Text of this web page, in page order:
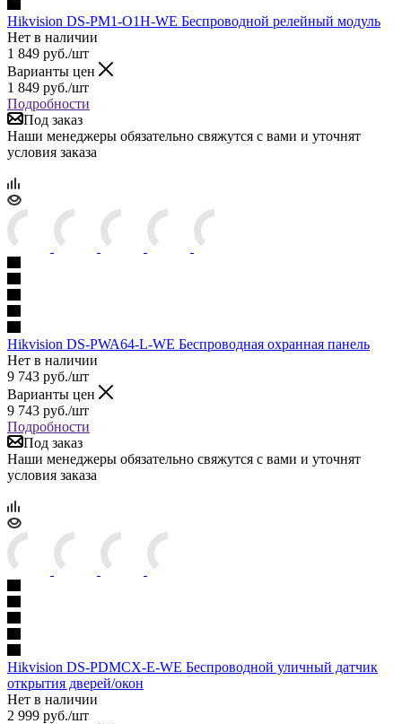
Hikvision DS-PM1-O1H-WE Беспроводной релейный модуль
Нет в наличии
1 849 руб./шт
Варианты цен
1 849 руб./шт
Подробности
Под заказ
Наши менеджеры обязательно свяжутся с вами и уточнят
условия заказа
Hikvision DS-PWA64-L-WE Беспроводная охранная панель
Нет в наличии
9 743 руб./шт
Варианты цен
9 743 руб./шт
Подробности
Под заказ
Наши менеджеры обязательно свяжутся с вами и уточнят
условия заказа
Hikvision DS-PDMCX-E-WE Беспроводной уличный датчик
открытия дверей/окон
Нет в наличии
2 999 руб./шт